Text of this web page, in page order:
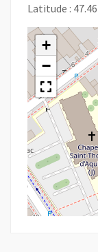
Latitude :
+
−